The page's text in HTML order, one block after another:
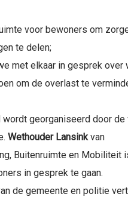
voor bewoners om
te delen;
met elkaar in gesprek over
om de overlast te
wordt georganiseerd door de
Wethouder Lansinkvan
Buitenruimte en Mobiliteit
in gesprek te gaan.
de gemeente en politie